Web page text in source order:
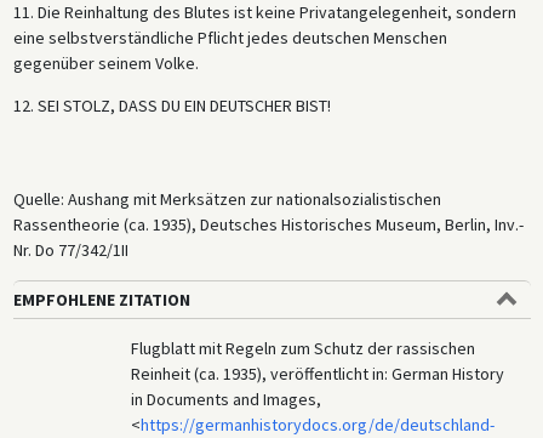
11. Die Reinhaltung des Blutes ist keine Privatangelegenheit, sondern
eine selbstverständliche Pflicht jedes deutschen Menschen
gegenüber seinem Volke.
12. SEI STOLZ, DASS DU EIN DEUTSCHER BIST!
Quelle: Aushang mit Merksätzen zur nationalsozialistischen
Rassentheorie (ca. 1935), Deutsches Historisches Museum, Berlin, Inv.-
Nr. Do 77/342/1II
EMPFOHLENE ZITATION
Flugblatt mit Regeln zum Schutz der rassischen
Reinheit (ca. 1935), veröffentlicht in: German History
in Documents and Images,
<https://germanhistorydocs.org/de/deutschland-